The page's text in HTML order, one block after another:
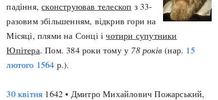
падіння,сконструював телескоп з 33-
разовим збільшенням, відкрив гори на
Місяці, плями на Сонці ічотири супутники
Юпітера. Пом. 384 роки тому у 78 років (нар. 15
лютого 1564 р.).
30 квітня 1642 • Дмитро Михайлович Пожарський,